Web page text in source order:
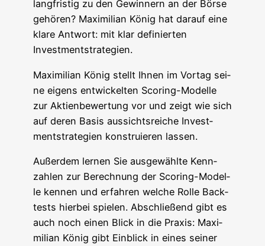
lang­fris­tig zu den Gewin­nern an der Bör­se
gehö­ren? Maxi­mi­li­an König hat dar­auf eine
kla­re Ant­wort: mit klar defi­nier­ten
Investmentstrategien.
Maxi­mi­li­an König stellt Ihnen im Vor­tag sei­
ne eigens ent­wi­ckel­ten Scoring-Model­le
zur Akti­en­be­wer­tung vor und zeigt wie sich
auf deren Basis aus­sichts­rei­che Invest­
ment­stra­te­gien kon­stru­ie­ren lassen.
Außer­dem ler­nen Sie aus­ge­wähl­te Kenn­
zah­len zur Berech­nung der Scoring-Model­
le ken­nen und erfah­ren wel­che Rol­le Back­
tests hier­bei spie­len. Abschlie­ßend gibt es
auch noch einen Blick in die Pra­xis: Maxi­
mi­li­an König gibt Ein­blick in eines sei­ner